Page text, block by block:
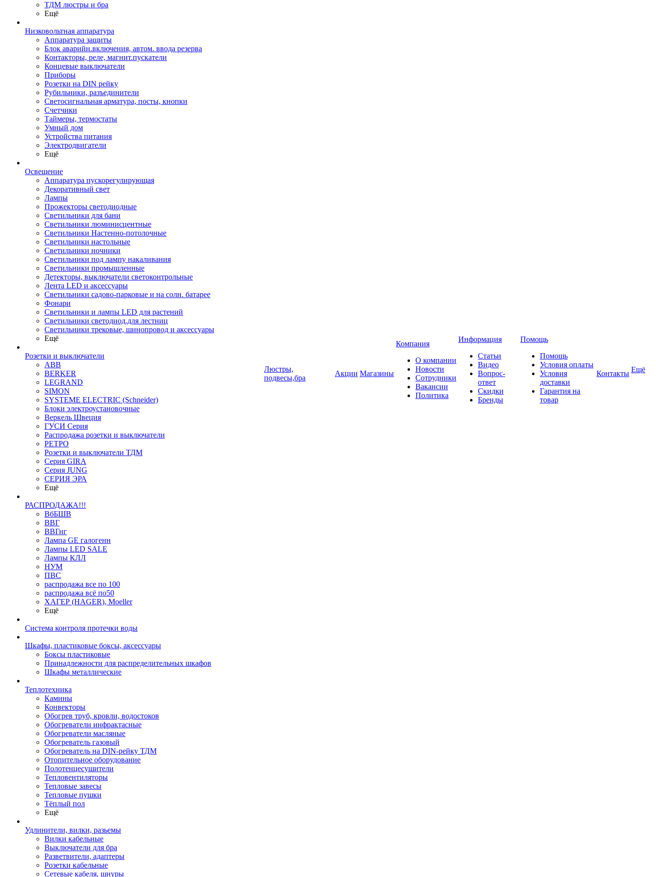
ТДМ люстры и бра
Ещё
Низковольтная аппаратура
Аппаратура защиты
Блок аварийн.включения, автом. ввода резерва
Контакторы, реле, магнит.пускатели
Концевые выключатели
Приборы
Розетки на DIN рейку
Рубильники, разъединители
Светосигнальная арматура, посты, кнопки
Счетчики
Таймеры, термостаты
Умный дом
Устройства питания
Электродвигатели
Ещё
Освещение
Аппаратура пускорегулирующая
Декоративный свет
Лампы
Прожекторы светодиодные
Светильники для бани
Светильники люминисцентные
Светильники Настенно-потолочные
Светильники настольные
Светильники ночники
Светильники под лампу накаливания
Светильники промышленные
Детекторы, выключатели светоконтрольные
Лента LED и аксессуары
Светильники садово-парковые и на солн. батарее
Фонари
Светильники и лампы LED для растений
Светильники светодиод.для лестниц
Светильники трековые, шинопровод и аксессуары
Ещё
Розетки и выключатели
ABB
BERKER
LEGRAND
SIMON
SYSTEME ELECTRIC (Schneider)
Блоки электроустановочные
Веркель Швеция
ГУСИ Серия
Распродажа розетки и выключатели
РЕТРО
Розетки и выключатели ТДМ
Серия GIRA
Серия JUNG
СЕРИЯ ЭРА
Ещё
РАСПРОДАЖА!!!
ВбБШВ
ВВГ
ВВГнг
Лампа GE галогенн
Лампы LED SALE
Лампы КЛЛ
НУМ
ПВС
распродажа все по 100
распродажа всё по50
ХАГЕР (HAGER), Moeller
Ещё
Система контроля протечки воды
Шкафы, пластиковые боксы, аксессуары
Боксы пластиковые
Принадлежности для распределительных шкафов
Шкафы металлические
Теплотехника
Камины
Конвекторы
Обогрев труб, кровли, водостоков
Обогреватели инфрактасные
Обогреватели масляные
Обогреватель газовый
Обогреватель на DIN-рейку ТДМ
Отопительное оборудование
Полотенцесушители
Тепловентиляторы
Тепловые завесы
Тепловые пушки
Тёплый пол
Ещё
Удлинители, вилки, разьемы
Вилки кабельные
Выключатели для бра
Разветвители, адаптеры
Розетки кабельные
Сетевые кабеля, шнуры
Люстры,
подвесы,бра
Акции Магазины
Компания
О компании
Новости
Сотрудники
Вакансии
Политика
Информация
Статьи
Видео
Вопрос-
ответ
Скидки
Бренды
Помощь
Помощь
Условия оплаты
Условия
доставки
Гарантия на
товар
Контакты Ещё